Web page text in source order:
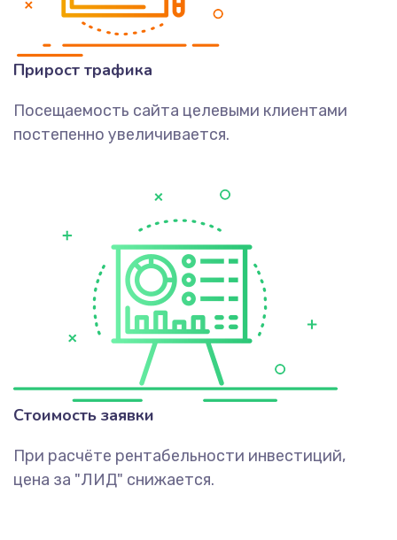
Прирост трафика
Посещаемость сайта целевыми клиентами
постепенно увеличивается.
Стоимость заявки
При расчёте рентабельности инвестиций,
цена за "ЛИД" снижается.